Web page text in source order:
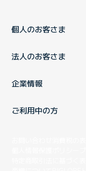
個人のお客さま
法人のお客さま
企業情報
ご利用中の方